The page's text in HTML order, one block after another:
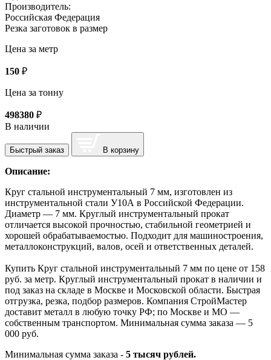
Производитель:
Российская Федерация
Резка заготовок в размер
Цена за метр
150 ₽
Цена за тонну
498380 ₽
В наличии
Быстрый заказ В корзину
Описание:
Круг стальной инструментальный 7 мм, изготовлен из
инструментальной стали У10А в Российской Федерации.
Диаметр — 7 мм. Круглый инструментальный прокат
отличается высокой прочностью, стабильной геометрией и
хорошей обрабатываемостью. Подходит для машиностроения,
металлоконструкций, валов, осей и ответственных деталей.
Купить Круг стальной инструментальный 7 мм по цене от 158
руб. за метр. Круглый инструментальный прокат в наличии и
под заказ на складе в Москве и Московской области. Быстрая
отгрузка, резка, подбор размеров. Компания СтройМастер
доставит металл в любую точку РФ; по Москве и МО —
собственным транспортом. Минимальная сумма заказа — 5
000 руб.
Минимальная сумма заказа - 5 тысяч рублей.